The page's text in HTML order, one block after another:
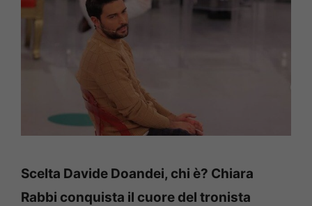
Scelta Davide Doandei, chi è? Chiara
Rabbi conquista il cuore del tronista